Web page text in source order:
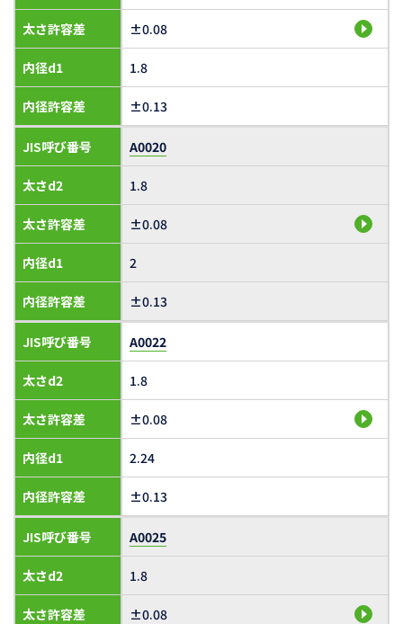
太さ許容差
内径d1
内径許容差
±0.08
1.8
±0.13
JIS呼び番号
太さd2
太さ許容差
内径d1
内径許容差
A0020
1.8
±0.08
2
±0.13
JIS呼び番号
太さd2
太さ許容差
内径d1
内径許容差
A0022
1.8
±0.08
2.24
±0.13
JIS呼び番号
太さd2
太さ許容差
A0025
1.8
±0.08